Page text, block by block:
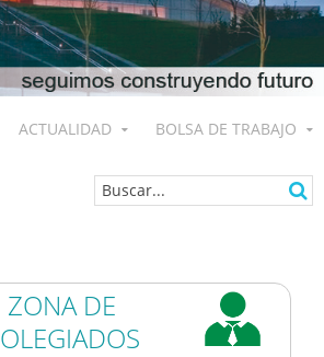
ACTUALIDAD BOLSA DE TRABAJO
ZONA DE